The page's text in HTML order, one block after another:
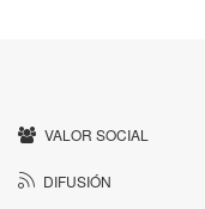
VALOR SOCIAL
DIFUSIÓN